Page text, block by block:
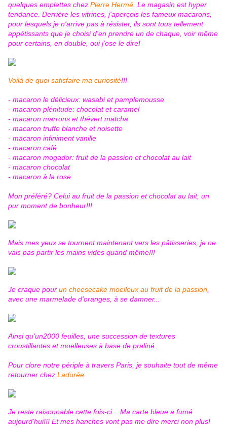
quelques emplettes chez Pierre Hermé . Le magasin est hyper
tendance. Derrière les vitrines, j'aperçois les fameux macarons,
pour lesquels je n'arrive pas à résister, ils sont tous tellement
appétissants que je choisi d'en prendre un de chaque, voir même
pour certains, en double, oui j'ose le dire!
Voilà de quoi satisfaire ma curiosité!!!
- macaron le délicieux: wasabi et pamplemousse
- macaron plénitude: chocolat et caramel
- macaron marrons et thévert matcha
- macaron truffe blanche et noisette
- macaron infiniment vanille
- macaron café
- macaron mogador: fruit de la passion et chocolat au lait
- macaron chocolat
- macaron à la rose
Mon préféré? Celui au fruit de la passion et chocolat au lait, un
pur moment de bonheur!!!
Mais mes yeux se tournent maintenant vers les pâtisseries, je ne
vais pas partir les mains vides quand même!!!
Je craque pour un cheesecake moelleux au fruit de la passion
avec une marmelade d'oranges, à se damner...
Ainsi qu'un2000 feuilles , une succession de textures
croustillantes et moelleuses à base de praliné.
Pour clore notre périple à travers Paris, je souhaite tout de même
retourner chez Ladurée
Je reste raisonnable cette fois-ci... Ma carte bleue a fumé
aujourd'hui!!! Et mes hanches vont pas me dire merci non plus!